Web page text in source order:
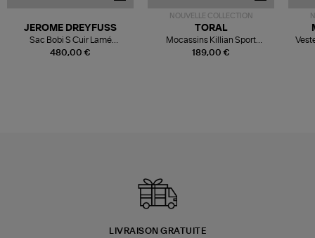
480,00 €
JEROME DREYFUSS
Sac Bobi S Cuir Lamé
Champagne
NOUVELLE COLLECTION
189,00 €
TORAL
Mocassins Killian Sport
Mousse
LIVRAISON GRATUITE